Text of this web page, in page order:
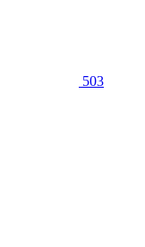
503